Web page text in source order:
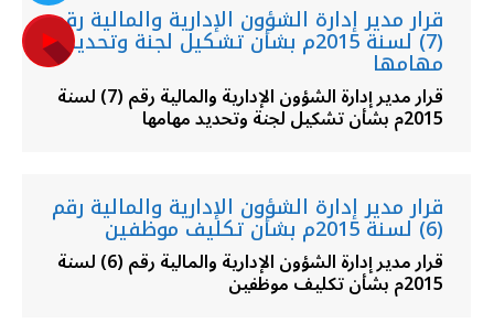
قرار مدير إدارة الشؤون الإدارية والمالية رقم
(7) لسنة 2015م بشأن تشكيل لجنة وتحديد
مهامها
قرار مدير إدارة الشؤون الإدارية والمالية رقم (7) لسنة
2015م بشأن تشكيل لجنة وتحديد مهامها
قرار مدير إدارة الشؤون الإدارية والمالية رقم
(6) لسنة 2015م بشأن تكليف موظفين
قرار مدير إدارة الشؤون الإدارية والمالية رقم (6) لسنة
2015م بشأن تكليف موظفين